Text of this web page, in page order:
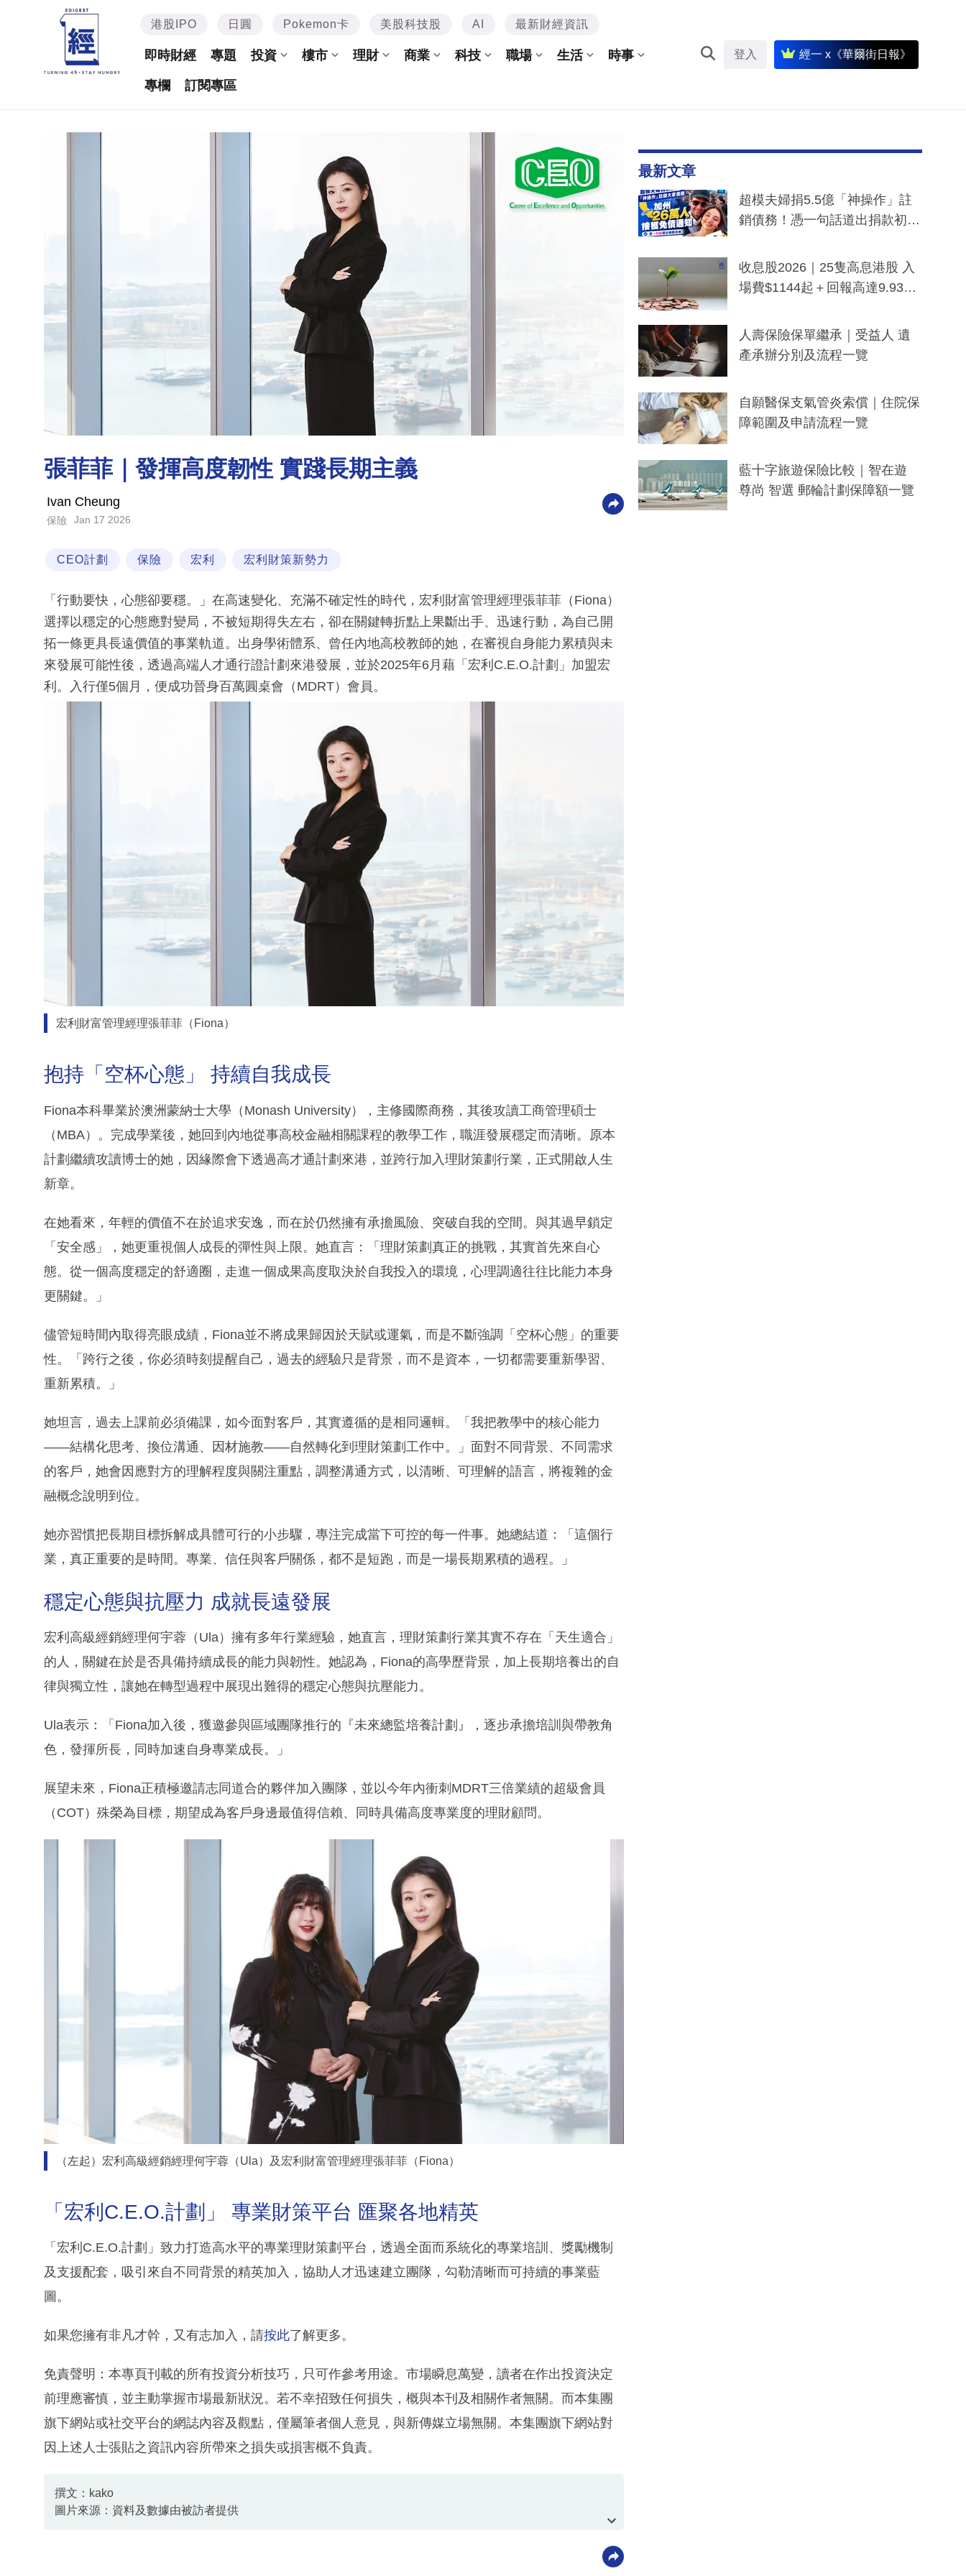
港股IPO 日圓 Pokemon卡 美股科技股 AI 最新財經資訊
即時財經 專題 投資 樓市 理財 商業 科技 職場 生活 時事
專欄 訂閱專區
登入 經一 x《華爾街日報》
張菲菲｜發揮高度韌性 實踐長期主義
Ivan Cheung
保險 Jan 17 2026
CEO計劃 保險 宏利 宏利財策新勢力
「行動要快，心態卻要穩。」在高速變化、充滿不確定性的時代，宏利財富管理經理張菲菲（Fiona）
選擇以穩定的心態應對變局，不被短期得失左右，卻在關鍵轉折點上果斷出手、迅速行動，為自己開
拓一條更具長遠價值的事業軌道。出身學術體系、曾任內地高校教師的她，在審視自身能力累積與未
來發展可能性後，透過高端人才通行證計劃來港發展，並於2025年6月藉「宏利C.E.O.計劃」加盟宏
利。入行僅5個月，便成功晉身百萬圓桌會（MDRT）會員。
宏利財富管理經理張菲菲（Fiona）
抱持「空杯心態」 持續自我成長
Fiona本科畢業於澳洲蒙納士大學（Monash University），主修國際商務，其後攻讀工商管理碩士
（MBA）。完成學業後，她回到內地從事高校金融相關課程的教學工作，職涯發展穩定而清晰。原本
計劃繼續攻讀博士的她，因緣際會下透過高才通計劃來港，並跨行加入理財策劃行業，正式開啟人生
新章。
在她看來，年輕的價值不在於追求安逸，而在於仍然擁有承擔風險、突破自我的空間。與其過早鎖定
「安全感」，她更重視個人成長的彈性與上限。她直言：「理財策劃真正的挑戰，其實首先來自心
態。從一個高度穩定的舒適圈，走進一個成果高度取決於自我投入的環境，心理調適往往比能力本身
更關鍵。」
儘管短時間內取得亮眼成績，Fiona並不將成果歸因於天賦或運氣，而是不斷強調「空杯心態」的重要
性。「跨行之後，你必須時刻提醒自己，過去的經驗只是背景，而不是資本，一切都需要重新學習、
重新累積。」
她坦言，過去上課前必須備課，如今面對客戶，其實遵循的是相同邏輯。「我把教學中的核心能力
——結構化思考、換位溝通、因材施教——自然轉化到理財策劃工作中。」面對不同背景、不同需求
的客戶，她會因應對方的理解程度與關注重點，調整溝通方式，以清晰、可理解的語言，將複雜的金
融概念說明到位。
她亦習慣把長期目標拆解成具體可行的小步驟，專注完成當下可控的每一件事。她總結道：「這個行
業，真正重要的是時間。專業、信任與客戶關係，都不是短跑，而是一場長期累積的過程。」
穩定心態與抗壓力 成就長遠發展
宏利高級經銷經理何宇蓉（Ula）擁有多年行業經驗，她直言，理財策劃行業其實不存在「天生適合」
的人，關鍵在於是否具備持續成長的能力與韌性。她認為，Fiona的高學歷背景，加上長期培養出的自
律與獨立性，讓她在轉型過程中展現出難得的穩定心態與抗壓能力。
Ula表示：「Fiona加入後，獲邀參與區域團隊推行的『未來總監培養計劃』，逐步承擔培訓與帶教角
色，發揮所長，同時加速自身專業成長。」
展望未來，Fiona正積極邀請志同道合的夥伴加入團隊，並以今年內衝刺MDRT三倍業績的超級會員
（COT）殊榮為目標，期望成為客戶身邊最值得信賴、同時具備高度專業度的理財顧問。
（左起）宏利高級經銷經理何宇蓉（Ula）及宏利財富管理經理張菲菲（Fiona）
「宏利C.E.O.計劃」 專業財策平台 匯聚各地精英
「宏利C.E.O.計劃」致力打造高水平的專業理財策劃平台，透過全面而系統化的專業培訓、獎勵機制
及支援配套，吸引來自不同背景的精英加入，協助人才迅速建立團隊，勾勒清晰而可持續的事業藍
圖。
如果您擁有非凡才幹，又有志加入，請按此了解更多。
免責聲明：本專頁刊載的所有投資分析技巧，只可作參考用途。市場瞬息萬變，讀者在作出投資決定
前理應審慎，並主動掌握市場最新狀況。若不幸招致任何損失，概與本刊及相關作者無關。而本集團
旗下網站或社交平台的網誌內容及觀點，僅屬筆者個人意見，與新傳媒立場無關。本集團旗下網站對
因上述人士張貼之資訊內容所帶來之損失或損害概不負責。
撰文：kako
圖片來源：資料及數據由被訪者提供
最新文章
超模夫婦捐5.5億「神操作」註
銷債務！憑一句話道出捐款初
一度被誤當詐騙手段
收息股2026｜25隻高息港股 入
場費$1144起＋回報高達9.93
人壽保險保單繼承｜受益人 遺
產承辦分別及流程一覽
自願醫保支氣管炎索償｜住院保
障範圍及申請流程一覽
藍十字旅遊保險比較｜智在遊
尊尚 智選 郵輪計劃保障額一覽